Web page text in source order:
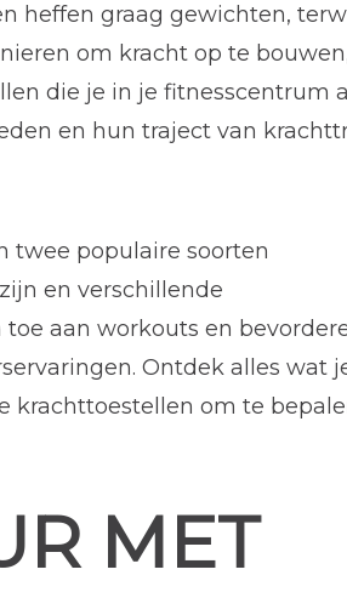
heffen graag gewichten,
om kracht op te
die je in je fitnesscentrum
en hun traject van
twee populaire soorten
en verschillende
aan workouts en
Ontdek alles wat
krachttoestellen om te
MET